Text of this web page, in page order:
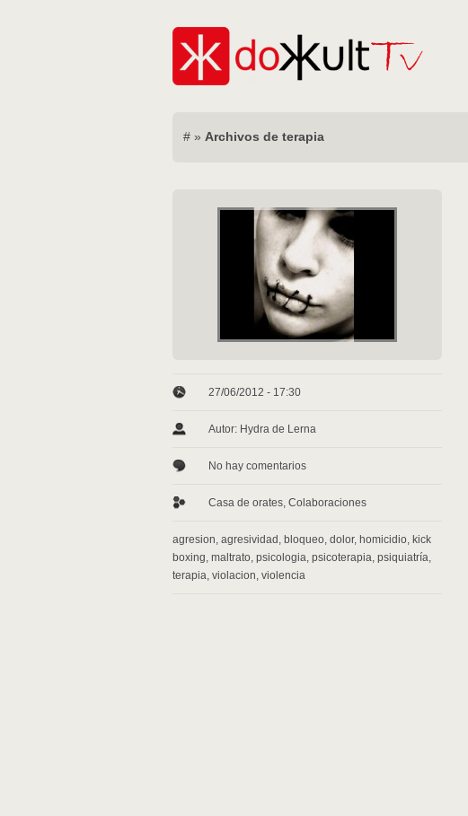
# » Archivos de terapia
27/06/2012 - 17:30
Autor: Hydra de Lerna
No hay comentarios
Casa de orates, Colaboraciones
agresion, agresividad , bloqueo, dolor, homicidio, kick
boxing, maltrato, psicologia, psicoterapia, psiquiatría,
terapia, violacion, violencia